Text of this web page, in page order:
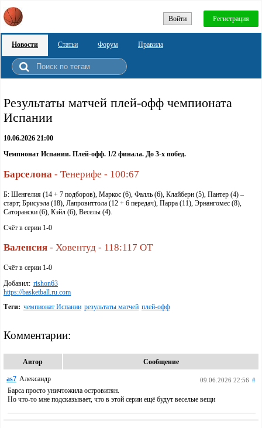
Войти Регистрация
Новости Статьи Форум Правила
Результаты матчей плей-офф чемпионата
Испании
10.06.2026 21:00
Чемпионат Испании. Плей-офф. 1/2 финала. До 3-х побед.
Барселона - Тенерифе - 100:67
Б: Шенгелия (14 + 7 подборов), Маркос (6), Фалль (6), Клайберн (5), Пантер (4) –
старт; Брисуэла (18), Лапровиттола (12 + 6 передач), Парра (11), Эрнангомес (8),
Саторански (6), Кэйл (6), Веселы (4).
Счёт в серии 1-0
Валенсия - Ховентуд - 118:117 ОТ
Счёт в серии 1-0
Добавил: rishon63
https://basketball.ru.com
Теги: чемпионат Испании результаты матчей плей-офф
Комментарии:
Автор Сообщение
as7 Александр 09.06.2026 22:56 #
Барса просто уничтожила островитян.
Но что-то мне подсказывает, что в этой серии ещё будут веселые вещи